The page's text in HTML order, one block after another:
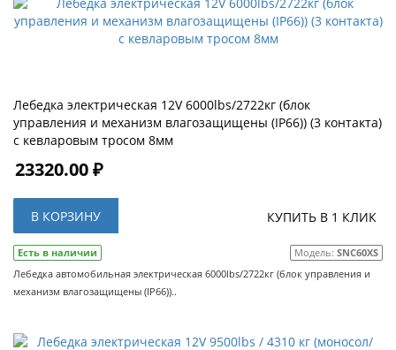
Лебедка электрическая 12V 6000lbs/2722кг (блок
управления и механизм влагозащищены (IP66)) (3 контакта)
с кевларовым тросом 8мм
23320.00 ₽
В КОРЗИНУ КУПИТЬ В 1 КЛИК
Есть в наличии Модель: SNC60XS
Лебедка автомобильная электрическая 6000lbs/2722кг (блок управления и
механизм влагозащищены (IP66))..